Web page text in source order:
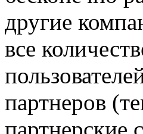
другие
все
партнеров
партнерские